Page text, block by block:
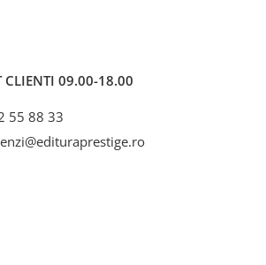
CLIENTI 09.00-18.00
55 88 33